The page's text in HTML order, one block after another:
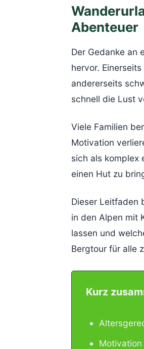
Abenteuer
Der Gedanke an
hervor.
andererseits
schnell die Lust
Viele Familien
Motivation
sich als komplex
einen Hut zu
Dieser Leitfaden
in den Alpen mit
lassen und
Bergtour für alle
Kurz